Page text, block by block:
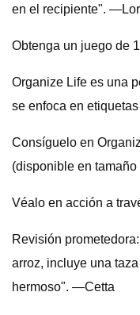
en el recipiente".
Obtenga un juego de
Organize Life es una
se enfoca en
Consíguelo en
(disponible en
Véalo en acción a
Revisión
arroz, incluye una
hermoso". —Cetta